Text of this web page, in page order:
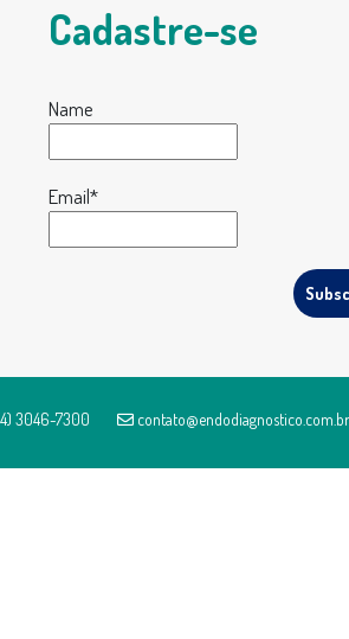
Cadastre-se
Name
Email*
3046-7300 contato@endodiagnostico.com.br